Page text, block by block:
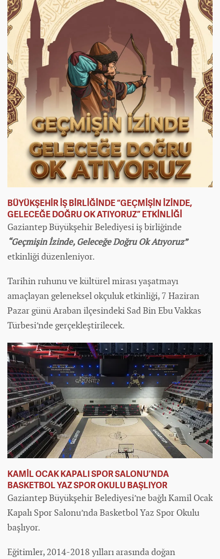
BÜYÜKŞEHİR İŞ BİRLİĞİNDE “GEÇMİŞİN İZİNDE,
GELECEĞE DOĞRU OK ATIYORUZ” ETKİNLİĞİ
Gaziantep Büyükşehir Belediyesi iş birliğinde
“Geçmişin İzinde, Geleceğe Doğru Ok Atıyoruz”
etkinliği düzenleniyor.
Tarihin ruhunu ve kültürel mirası yaşatmayı
amaçlayan geleneksel okçuluk etkinliği, 7 Haziran
Pazar günü Araban ilçesindeki Sad Bin Ebu Vakkas
Türbesi’nde gerçekleştirilecek.
KAMİL OCAK KAPALI SPOR SALONU’NDA
BASKETBOL YAZ SPOR OKULU BAŞLIYOR
Gaziantep Büyükşehir Belediyesi’ne bağlı Kamil Ocak
Kapalı Spor Salonu’nda Basketbol Yaz Spor Okulu
başlıyor.
Eğitimler, 2014-2018 yılları arasında doğan